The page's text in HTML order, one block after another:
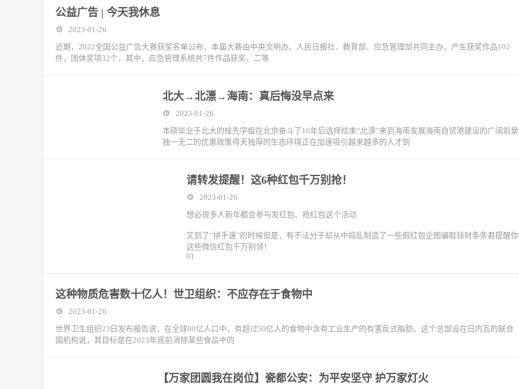
公益广告 | 今天我休息
2023-01-26
近期，2022全国公益广告大赛获奖名单公布，本届大赛由中央文明办、人民日报社、教育部、应急管理部共同主办，产生获奖作品102
件，团体奖项32个，其中，应急管理系统共7件作品获奖。二等
北大→北漂→海南：真后悔没早点来
2023-01-26
本硕毕业于北大的桂先学姐在北京奋斗了16年后选择结束“北漂”来到海南发展海南自贸港建设的广阔前景
独一无二的优惠政策得天独厚的生态环境正在加速吸引越来越多的人才到
请转发提醒！这6种红包千万别抢！
2023-01-26
想必很多人新年都会参与发红包、抢红包这个活动
又到了“拼手速”的时候但是，有不法分子却从中捣乱制造了一些假红包企图骗取钱财条条君提醒你
这些微信红包千万别领！
01
这种物质危害数十亿人！世卫组织：不应存在于食物中
2023-01-26
世界卫生组织23日发布报告说，在全球80亿人口中，有超过50亿人的食物中含有工业生产的有害反式脂肪。这个总部设在日内瓦的联合
国机构说，其目标是在2023年底前消除某些食品中的
【万家团圆我在岗位】瓷都公安：为平安坚守 护万家灯火